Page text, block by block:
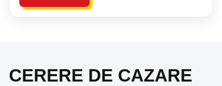
CERERE DE CAZARE